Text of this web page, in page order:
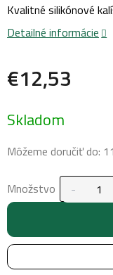
€12,53
cena:
Skladom
Môžeme doručiť do:
Množstvo
Kvalitné silikónové
Detailné informácie